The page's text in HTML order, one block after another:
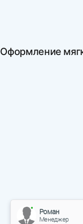
Оформление
Роман
Менеджер